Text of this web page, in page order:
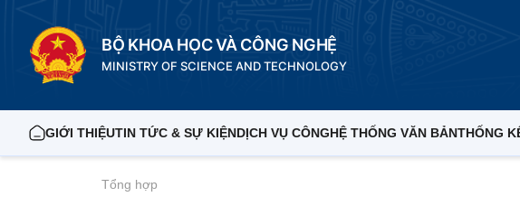
BỘ KHOA HỌC VÀ CÔNG NGHỆ
MINISTRY OF SCIENCE AND TECHNOLOGY
GIỚI THIỆUTIN TỨC & SỰ KIỆNDỊCH VỤ CÔNGHỆ THỐNG VĂN BẢNTHỐNG
Tổng hợp